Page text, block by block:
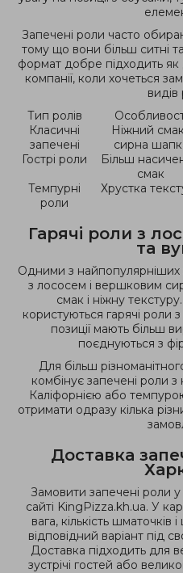
Запечені роли часто
тому що вони більш ситні
формат добре підходить як
компанії, коли хочеться
видів
Тип ролів
Класичні
запечені
Ніжний смак
сирна
Гострі роли
Більш
смак
Темпурні
роли
Хрустка
Гарячі роли з
та
Одними з найпопулярніших
з лососем і вершковим
смак і ніжну
користуються гарячі роли
позиції мають більш
поєднуються з
Для більш
комбінує запечені роли
Каліфорнією або
отримати одразу кілька
Доставка
Замовити запечені роли
сайті KingPizza.kh.ua. У
вага, кількість шматочків
відповідний варіант під
Доставка підходить для
зустрічі гостей або